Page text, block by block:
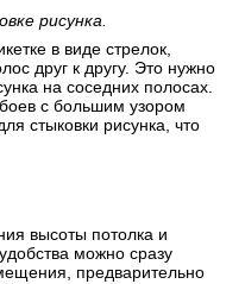
рисунка.
в виде стрелок,
друг к другу. Это нужно
на соседних полосах.
с большим узором
стыковки рисунка, что
высоты потолка и
можно сразу
предварительно